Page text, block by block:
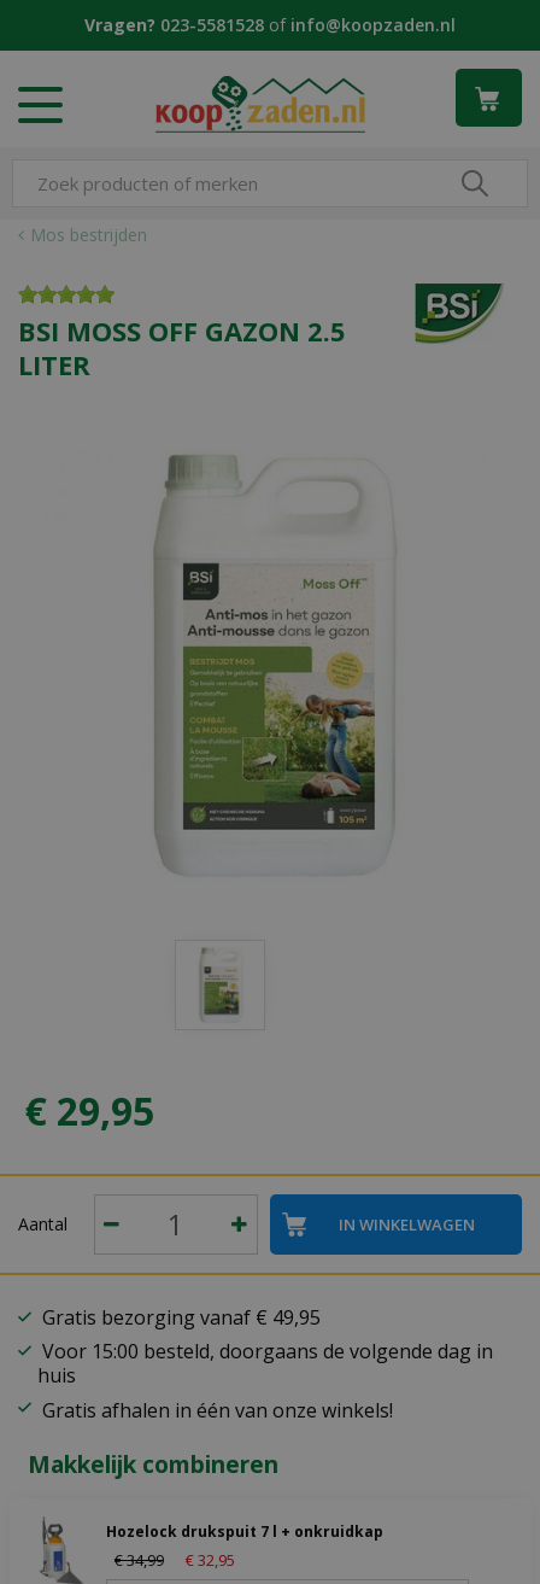
Mos bestrijden
Vragen? 023-5581528 of info@koopzaden.nl
BSI MOSS OFF GAZON 2.5
LITER
€ 29,95
Aantal
Gratis bezorging vanaf € 49,95
Voor 15:00 besteld, doorgaans de volgende dag in
huis
Gratis afhalen in één van onze winkels!
Makkelijk combineren
Hozelock drukspuit 7 l + onkruidkap
€34,99 €32 95